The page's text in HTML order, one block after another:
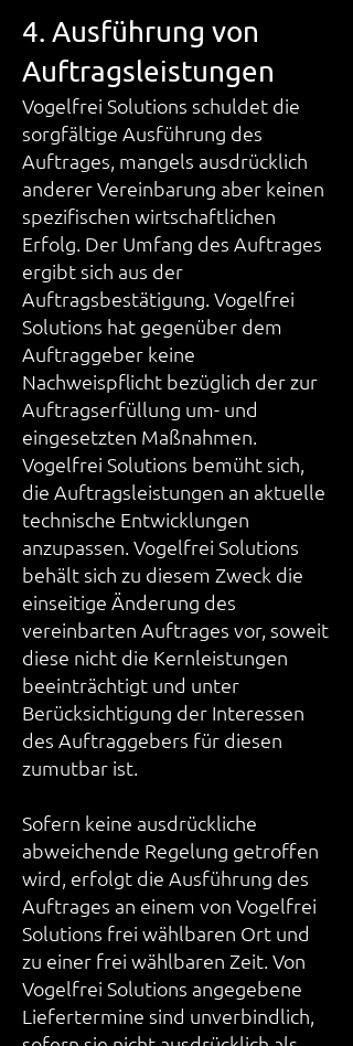
4. Ausführung von
Auftragsleistungen
Vogelfrei Solutions schuldet die
sorgfältige Ausführung des
Auftrages, mangels ausdrücklich
anderer Vereinbarung aber keinen
spezifischen wirtschaftlichen
Erfolg. Der Umfang des Auftrages
ergibt sich aus der
Auftragsbestätigung. Vogelfrei
Solutions hat gegenüber dem
Auftraggeber keine
Nachweispflicht bezüglich der zur
Auftragserfüllung um- und
eingesetzten Maßnahmen.
Vogelfrei Solutions bemüht sich,
die Auftragsleistungen an aktuelle
technische Entwicklungen
anzupassen. Vogelfrei Solutions
behält sich zu diesem Zweck die
einseitige Änderung des
vereinbarten Auftrages vor, soweit
diese nicht die Kernleistungen
beeinträchtigt und unter
Berücksichtigung der Interessen
des Auftraggebers für diesen
zumutbar ist.
Sofern keine ausdrückliche
abweichende Regelung getroffen
wird, erfolgt die Ausführung des
Auftrages an einem von Vogelfrei
Solutions frei wählbaren Ort und
zu einer frei wählbaren Zeit. Von
Vogelfrei Solutions angegebene
Liefertermine sind unverbindlich,